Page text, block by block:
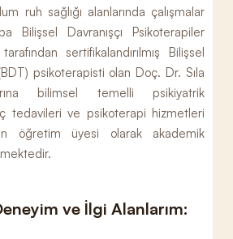
ruh sağlığı alanlarında çalışmalar
Bilişsel Davranışçı Psikoterapiler
sertifikalandırılmış Bilişsel
psikoterapisti olan Doç. Dr. Sıla
bilimsel temelli psikiyatrik
tedavileri ve psikoterapi hizmetleri
öğretim üyesi olarak akademik
ve İlgi Alanlarım: